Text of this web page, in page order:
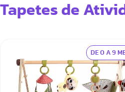
Tapetes de
DE 0 A 9